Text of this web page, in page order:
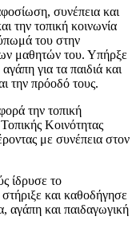
συνέπεια και
την τοπική κοινωνία
του στην
μαθητών του. Υπήρξε
για τα παιδιά και
την πρόοδό τους.
την τοπική
Κοινότητας
με συνέπεια στον
ίδρυσε το
και καθοδήγησε
αγάπη και παιδαγωγική